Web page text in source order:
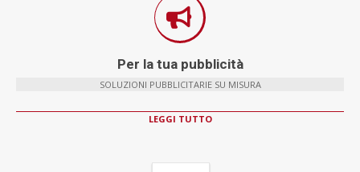
Per la tua pubblicità
SOLUZIONI PUBBLICITARIE SU MISURA
LEGGI TUTTO